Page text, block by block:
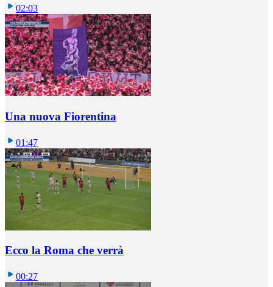
02:03
Una nuova Fiorentina
01:47
Ecco la Roma che verrà
00:27